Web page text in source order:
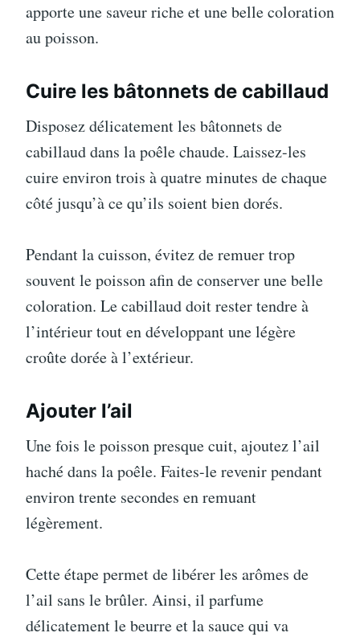
apporte une saveur riche et une belle coloration
au poisson.
Cuire les bâtonnets de cabillaud
Disposez délicatement les bâtonnets de
cabillaud dans la poêle chaude. Laissez-les
cuire environ trois à quatre minutes de chaque
côté jusqu’à ce qu’ils soient bien dorés.
Pendant la cuisson, évitez de remuer trop
souvent le poisson afin de conserver une belle
coloration. Le cabillaud doit rester tendre à
l’intérieur tout en développant une légère
croûte dorée à l’extérieur.
Ajouter l’ail
Une fois le poisson presque cuit, ajoutez l’ail
haché dans la poêle. Faites-le revenir pendant
environ trente secondes en remuant
légèrement.
Cette étape permet de libérer les arômes de
l’ail sans le brûler. Ainsi, il parfume
délicatement le beurre et la sauce qui va